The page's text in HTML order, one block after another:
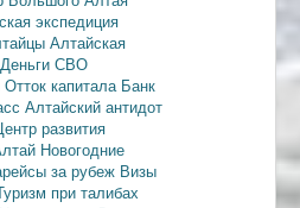
экспедиция
Алтайская
Деньги СВО
Отток капитала Банк
Алтайский антидот
развития
Новогодние
за рубеж Визы
при талибах